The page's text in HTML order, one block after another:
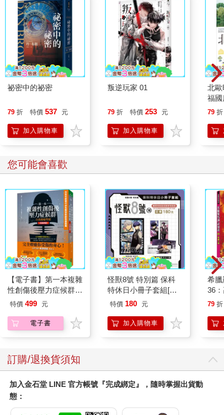
祕密中的祕密
79 折 特價 537 元
加入購物車
叛逆玩家 01
79 折 特價 253 元
加入購物車
北
福
79 折
您可能會喜歡
【電子書】第一本複雜
性創傷後壓力症候群自
我療癒聖經（長銷典
特價 499 元
電子書
怪獸8號 特別篇 保科
特休日小冊子套組[限
加購]
特價 180 元
加入購物車
希
36
79 折
訂購/退換貨須知
加入金石堂 LINE 官方帳號『完成綁定』，隨時掌握出貨動
態：